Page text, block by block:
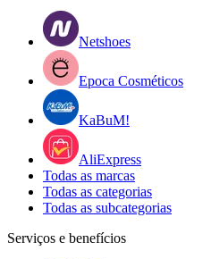
Netshoes
Epoca Cosméticos
KaBuM!
AliExpress
Todas as marcas
Todas as categorias
Todas as subcategorias
Serviços e benefícios